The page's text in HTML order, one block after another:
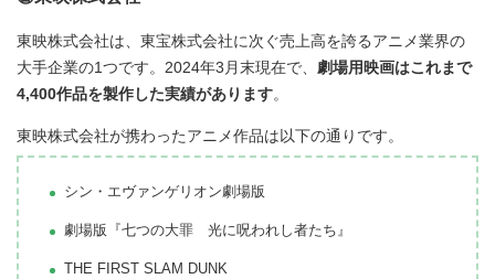
東映株式会社は、東宝株式会社に次ぐ売上高を誇るアニメ業界の
大手企業の1つです。2024年3月末現在で、 劇場用映画はこれまで
4,400作品を製作した実績があります。
東映株式会社が携わったアニメ作品は以下の通りです。
シン・エヴァンゲリオン劇場版
劇場版『七つの大罪 光に呪われし者たち』
THE FIRST SLAM DUNK